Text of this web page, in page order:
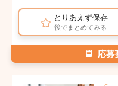
とりあえず保存
後でまとめてみる
応募